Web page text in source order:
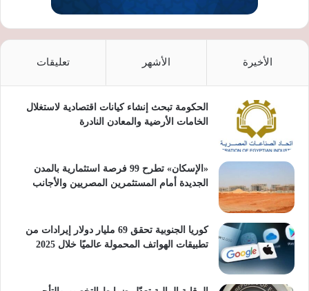
الأخيرة الأشهر تعليقات
الحكومة تبحث إنشاء كيانات اقتصادية لاستغلال
الخامات الأرضية والمعادن النادرة
«الإسكان» تطرح 99 فرصة استثمارية بالمدن
الجديدة أمام المستثمرين المصريين والأجانب
كوريا الجنوبية تحقق 69 مليار دولار إيرادات من
تطبيقات الهواتف المحمولة عالميًا خلال 2025